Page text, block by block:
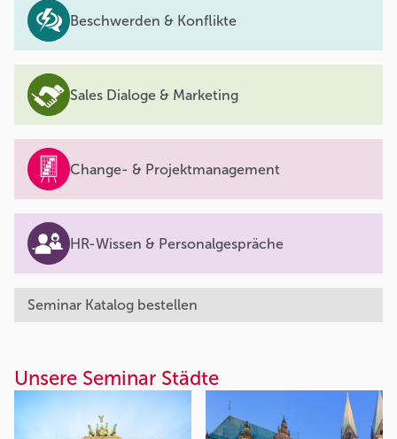
Beschwerden & Konflikte
Sales Dialoge & Marketing
Change- & Projektmanagement
HR-Wissen & Personalgespräche
Seminar Katalog bestellen
Unsere Seminar Städte